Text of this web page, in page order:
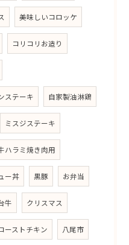
美味しいコロッケ
コリコリお造り
ステーキ 自家製油淋鶏
ミスジステーキ
ハラミ焼き肉用
ー丼 黒豚 お弁当
牛 クリスマス
ーストチキン 八尾市